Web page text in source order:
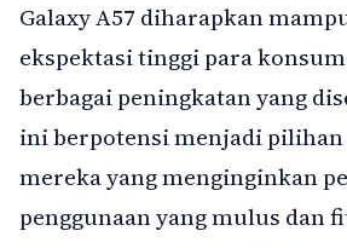
Galaxy A57 diharapkan
ekspektasi tinggi para
berbagai peningkatan yang
ini berpotensi menjadi
mereka yang menginginkan
penggunaan yang mulus dan